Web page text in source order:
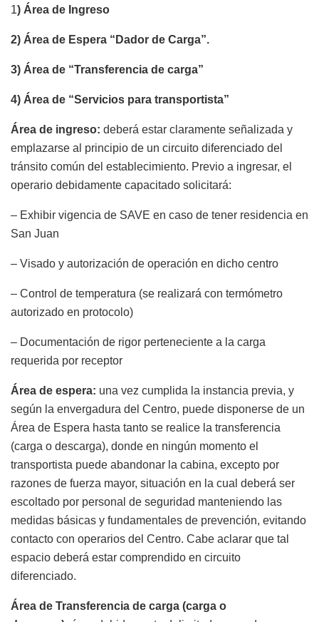
1) Área de Ingreso
2) Área de Espera “Dador de Carga”.
3) Área de “Transferencia de carga”
4) Área de “Servicios para transportista”
Área de ingreso: deberá estar claramente señalizada y
emplazarse al principio de un circuito diferenciado del
tránsito común del establecimiento. Previo a ingresar, el
operario debidamente capacitado solicitará:
– Exhibir vigencia de SAVE en caso de tener residencia en
San Juan
– Visado y autorización de operación en dicho centro
– Control de temperatura (se realizará con termómetro
autorizado en protocolo)
– Documentación de rigor perteneciente a la carga
requerida por receptor
Área de espera: una vez cumplida la instancia previa, y
según la envergadura del Centro, puede disponerse de un
Área de Espera hasta tanto se realice la transferencia
(carga o descarga), donde en ningún momento el
transportista puede abandonar la cabina, excepto por
razones de fuerza mayor, situación en la cual deberá ser
escoltado por personal de seguridad manteniendo las
medidas básicas y fundamentales de prevención, evitando
contacto con operarios del Centro. Cabe aclarar que tal
espacio deberá estar comprendido en circuito
diferenciado.
Área de Transferencia de carga (carga o